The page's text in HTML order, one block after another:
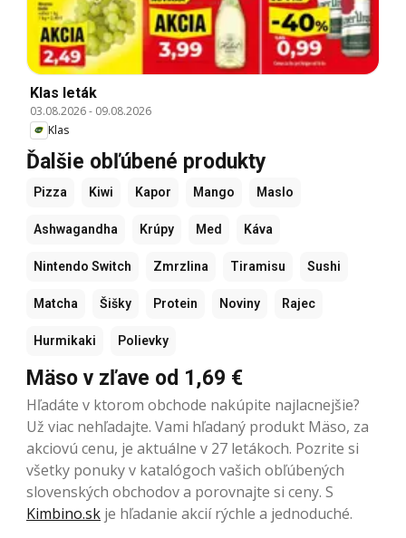
Klas leták
03.08.2026- 09.08.2026
Klas
Ďalšie obľúbené produkty
Pizza Kiwi Kapor Mango Maslo
Ashwagandha Krúpy Med Káva
Nintendo Switch Zmrzlina Tiramisu Sushi
Matcha Šišky Protein Noviny Rajec
Hurmikaki Polievky
Mäso v zľave od 1,69 €
Hľadáte v ktorom obchode nakúpite najlacnejšie?
Už viac nehľadajte. Vami hľadaný produkt Mäso, za
akciovú cenu, je aktuálne v 27 letákoch. Pozrite si
všetky ponuky v katalógoch vašich obľúbených
slovenských obchodov a porovnajte si ceny. S
Kimbino.sk je hľadanie akcií rýchle a jednoduché.